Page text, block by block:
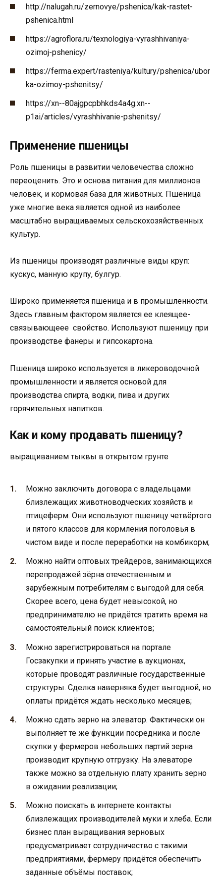
http://nalugah.ru/zernovye/pshenica/kak-rastet-
pshenica.html
https://agroflora.ru/texnologiya-vyrashhivaniya-
ozimoj-pshenicy/
https://ferma.expert/rasteniya/kultury/pshenica/ubor
ka-ozimoy-pshenitsy/
https://xn--80ajgpcpbhkds4a4g.xn--
p1ai/articles/vyrashhivanie-pshenitsy/
Применение пшеницы
Роль пшеницы в развитии человечества сложно
переоценить. Это и основа питания для миллионов
человек, и кормовая база для животных. Пшеница
уже многие века является одной из наиболее
масштабно выращиваемых сельскохозяйственных
культур.
Из пшеницы производят различные виды круп:
кускус, манную крупу, булгур.
Широко применяется пшеница и в промышленности.
Здесь главным фактором является ее клеящее-
связывающеее свойство. Используют пшеницу при
производстве фанеры и гипсокартона.
Пшеница широко используется в ликероводочной
промышленности и является основой для
производства спирта, водки, пива и других
горячительных напитков.
Как и кому продавать пшеницу?
выращиванием тыквы в открытом грунте
Можно заключить договора с владельцами
близлежащих животноводческих хозяйств и
птицеферм. Они используют пшеницу четвёртого
и пятого классов для кормления поголовья в
чистом виде и после переработки на комбикорм;
Можно найти оптовых трейдеров, занимающихся
перепродажей зёрна отечественным и
зарубежным потребителям с выгодой для себя.
Скорее всего, цена будет невысокой, но
предпринимателю не придётся тратить время на
самостоятельный поиск клиентов;
Можно зарегистрироваться на портале
Госзакупки и принять участие в аукционах,
которые проводят различные государственные
структуры. Сделка наверняка будет выгодной, но
оплаты придётся ждать несколько месяцев;
Можно сдать зерно на элеватор. Фактически он
выполняет те же функции посредника и после
скупки у фермеров небольших партий зерна
производит крупную отгрузку. На элеваторе
также можно за отдельную плату хранить зерно
в ожидании реализации;
Можно поискать в интернете контакты
близлежащих производителей муки и хлеба. Если
бизнес план выращивания зерновых
предусматривает сотрудничество с такими
предприятиями, фермеру придётся обеспечить
заданные объёмы поставок;